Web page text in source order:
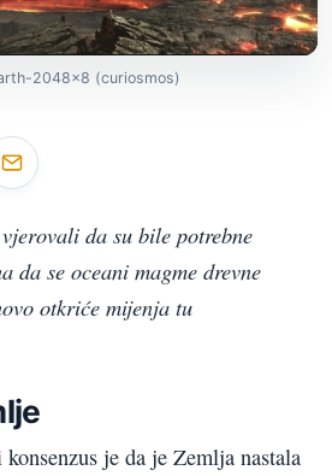
2048x8 (curiosmos)
da su bile potrebne
da se oceani magme drevne
otkriće mijenja tu
je da je Zemlja nastala